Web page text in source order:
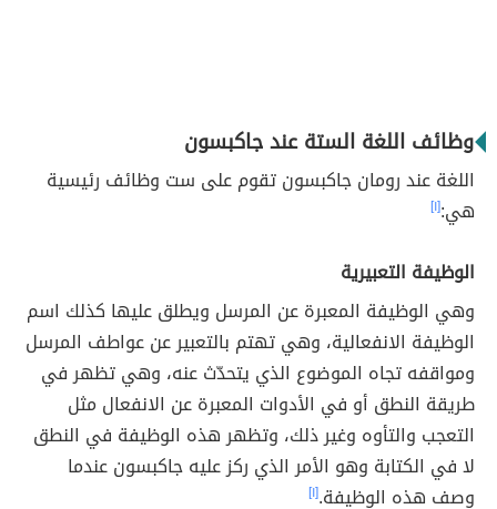
وظائف اللغة الستة عند جاكبسون
اللغة عند رومان جاكبسون تقوم على ست وظائف رئيسية
هي:[١]
الوظيفة التعبيرية
وهي الوظيفة المعبرة عن المرسل ويطلق عليها كذلك اسم
الوظيفة الانفعالية، وهي تهتم بالتعبير عن عواطف المرسل
ومواقفه تجاه الموضوع الذي يتحدّث عنه، وهي تظهر في
طريقة النطق أو في الأدوات المعبرة عن الانفعال مثل
التعجب والتأوه وغير ذلك، وتظهر هذه الوظيفة في النطق
لا في الكتابة وهو الأمر الذي ركز عليه جاكبسون عندما
وصف هذه الوظيفة.[١]